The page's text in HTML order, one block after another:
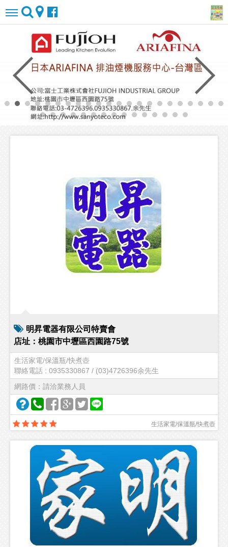
明昇電器有限公司特賣會
店址：桃園市中壢區西園路75號
生活家電/保溫瓶/快煮壺
聯絡電話 : 0935330867 / (03)4726396余先生
網路價：請洽業務人員
生活家電/保溫瓶/快煮壺